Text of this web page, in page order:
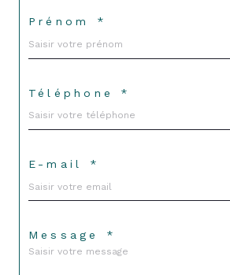
Prénom *
Téléphone *
E-mail *
Message *